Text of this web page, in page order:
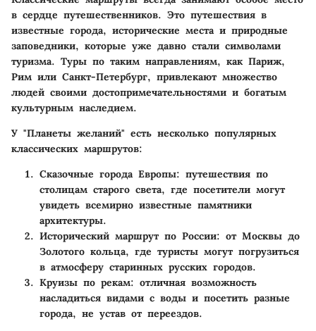
в сердце путешественников. Это путешествия в
известные города, исторические места и природные
заповедники, которые уже давно стали символами
туризма. Туры по таким направлениям, как Париж,
Рим или Санкт-Петербург, привлекают множество
людей своими достопримечательностями и богатым
культурным наследием.
У "Планеты желаний" есть несколько популярных
классических маршрутов:
Сказочные города Европы: путешествия по
столицам старого света, где посетители могут
увидеть всемирно известные памятники
архитектуры.
Исторический маршрут по России: от Москвы до
Золотого кольца, где туристы могут погрузиться
в атмосферу старинных русских городов.
Круизы по рекам: отличная возможность
насладиться видами с воды и посетить разные
города, не устав от переездов.